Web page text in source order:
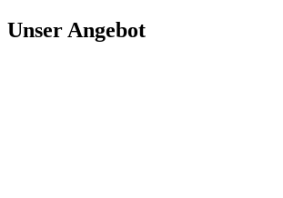
Unser Angebot